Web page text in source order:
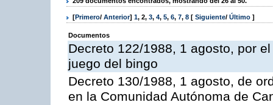
[Primero/ Anterior] 1, 2, 3, 4, 5, 6, 7, 8 [ Siguiente/ Último ]
Documentos
Decreto 122/1988, 1 agosto, por
juego del bingo
Decreto 130/1988, 1 agosto, de
en la Comunidad Autónoma de